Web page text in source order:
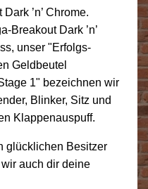
’n’ Chrome.
Breakout Dark ’n’
unser "Erfolgs-
Geldbeutel
1" bezeichnen wir
Blinker, Sitz und
Klappenauspuff.
glücklichen Besitzer
auch dir deine